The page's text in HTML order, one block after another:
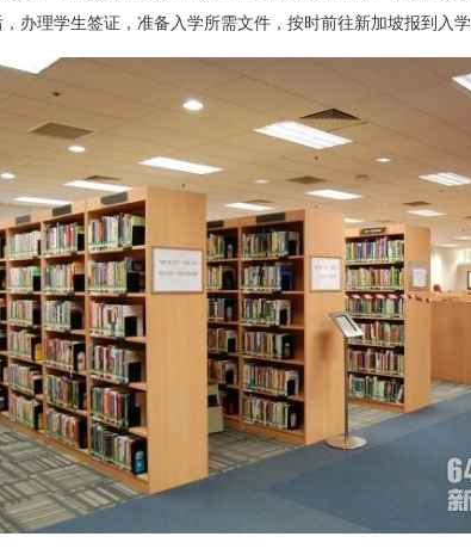
办理学生签证，准备入学所需文件，按时前往新加坡报到入学